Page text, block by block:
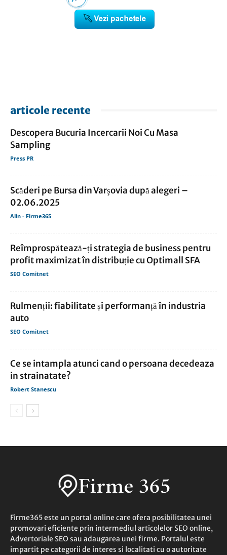
articole recente
Descopera Bucuria Incercarii Noi Cu Masa
Sampling
Press PR
Scăderi pe Bursa din Varşovia după alegeri –
02.06.2025
Alin - Firme365
Reîmprospătează-ți strategia de business pentru
profit maximizat în distribuție cu Optimall SFA
SEO Comitnet
Rulmenții: fiabilitate și performanță în industria
auto
SEO Comitnet
Ce se intampla atunci cand o persoana decedeaza
in strainatate?
Robert Stanescu
Firme365 este un portal online care ofera posibilitatea unei
promovari eficiente prin intermediul articolelor SEO online,
Advertoriale SEO sau adaugarea unei firme. Portalul este
impartit pe categorii de interes si localitati cu o autoritate